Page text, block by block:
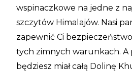
wspinaczkowe na jedne z
szczytów Himalajów. Nasi
zapewnić Ci
tych zimnych warunkach. A
będziesz miał całą Dolinę